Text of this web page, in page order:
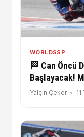
WORLDSSP
🏁 Can Öncü
Başlayacak!
Yalçın Çeker